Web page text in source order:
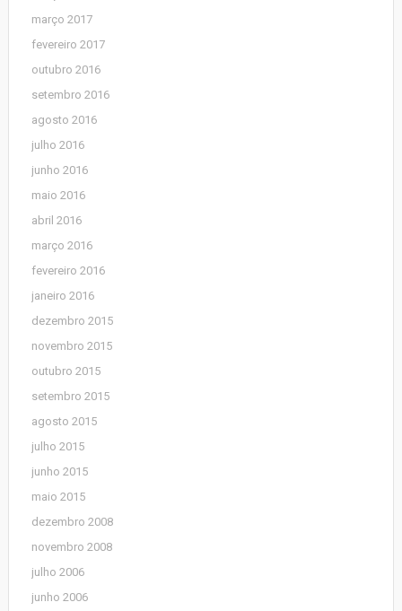
março 2017
fevereiro 2017
outubro 2016
setembro 2016
agosto 2016
julho 2016
junho 2016
maio 2016
abril 2016
março 2016
fevereiro 2016
janeiro 2016
dezembro 2015
novembro 2015
outubro 2015
setembro 2015
agosto 2015
julho 2015
junho 2015
maio 2015
dezembro 2008
novembro 2008
julho 2006
junho 2006